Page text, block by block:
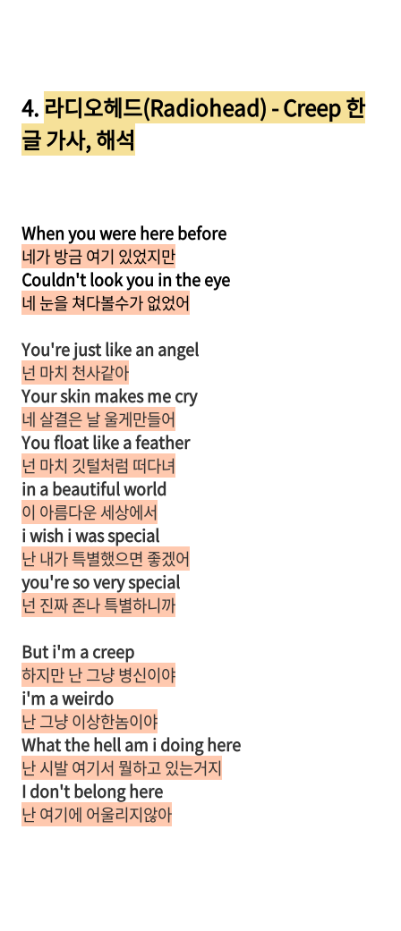
4. 라디오헤드(Radiohead) - Creep 한
글 가사, 해석
When you were here before
네가 방금 여기 있었지만
Couldn't look you in the eye
네 눈을 쳐다볼수가 없었어
You're just like an angel
넌 마치 천사같아
Your skin makes me cry
네 살결은 날 울게만들어
You float like a feather
넌 마치 깃털처럼 떠다녀
in a beautiful world
이 아름다운 세상에서
i wish i was special
난 내가 특별했으면 좋겠어
you're so very special
넌 진짜 존나 특별하니까
But i'm a creep
하지만 난 그냥 병신이야
i'm a weirdo
난 그냥 이상한놈이야
What the hell am i doing here
난 시발 여기서 뭘하고 있는거지
I don't belong here
난 여기에 어울리지않아